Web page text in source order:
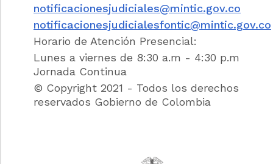
encuentren en circunstancias de debilidad
manifiesta
Jurisprudencia Vigencia
Concordancias
El sexo, la raza, la condición social, la
utilizados dentro del proceso penal como
notificacionesjudiciales@mintic.gov.co
notificacionesjudicialesfontic@mintic.gov.co
Horario de Atención Presencial:
Lunes a viernes de 8:30 a.m - 4:30 p.m
Jornada Continua
© Copyright 2021 - Todos los derechos
reservados Gobierno de Colombia